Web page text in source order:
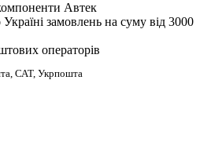
Автек
замовлень на суму від 3000
операторів
САТ, Укрпошта